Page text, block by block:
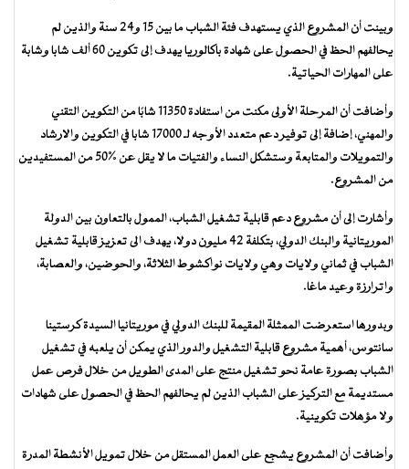
وبينت أن المشروع الذي يستهدف فئة الشباب ما بين 15 و24 سنة والذين لم
يحالفهم الحظ في الحصول على شهادة باكالوريا يهدف إلى تكوين 60 ألف شابا وشابة
على المهارات الحياتية.
وأضافت أن المرحلة الأولى مكنت من استفادة 11350 شابًا من التكوين التقني
والمهني، إضافة إلى توفير دعم متعدد الأوجه لـ 17000 شابا في التكوين والارشاد
والتمويلات والمتابعة وستشكل النساء والفتيات ما لا يقل عن %50 من المستفيدين
من المشروع.
وأشارت إلى أن مشروع دعم قابلية تشغيل الشباب، الممول بالتعاون بين الدولة
الموريتانية والبنك الدولي، بتكلفة 42 مليون دولا، يهدف الى تعزيز قابلية تشغيل
الشباب في ثماني ولايات وهي ولايات نواكشوط الثلاثة، والحوضين، والعصابة،
واترارزة وعيد ماغا.
وبدورها استعرضت الممثلة المقيمة للبنك الدولي في موريتانيا السيدة كرستينا
سانتوس، أهمية مشروع قابلية التشغيل والدور الذي يمكن أن يلعبه في تشغيل
الشباب بصورة عامة نحو تشغيل منتج على المدى الطويل من خلال فرص عمل
مستديمة مع التركيز على الشباب الذين لم يحالفهم الحظ في الحصول على شهادات
ولا مؤهلات تكوينية.
وأضافت أن المشروع يشجع على العمل المستقل من خلال تمويل الأنشطة المدرة